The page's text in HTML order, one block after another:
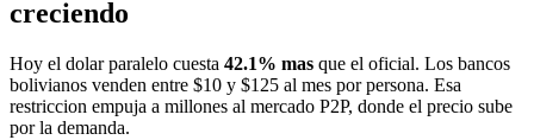
creciendo
Hoy el dolar paralelo cuesta 42.1% mas que el oficial. Los bancos
bolivianos venden entre $10 y $125 al mes por persona. Esa
restriccion empuja a millones al mercado P2P, donde el precio sube
por la demanda.